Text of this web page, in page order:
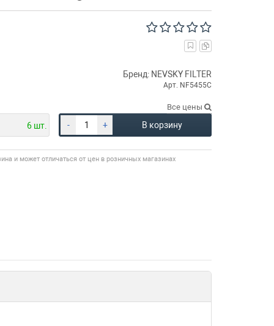
Бренд: NEVSKY FILTER
Арт. NF5455C
Все цены
6 шт. - + В корзину
и может отличаться от цен в розничных магазинах